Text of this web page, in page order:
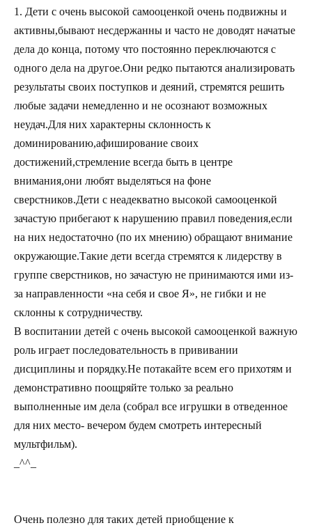
1. Дети с очень высокой самооценкой очень подвижны и
активны,бывают несдержанны и часто не доводят начатые
дела до конца, потому что постоянно переключаются с
одного дела на другое.Они редко пытаются анализировать
результаты своих поступков и деяний, стремятся решить
любые задачи немедленно и не осознают возможных
неудач.Для них характерны склонность к
доминированию,афиширование своих
достижений,стремление всегда быть в центре
внимания,они любят выделяться на фоне
сверстников.Дети с неадекватно высокой самооценкой
зачастую прибегают к нарушению правил поведения,если
на них недостаточно (по их мнению) обращают внимание
окружающие.Такие дети всегда стремятся к лидерству в
группе сверстников, но зачастую не принимаются ими из-
за направленности «на себя и свое Я», не гибки и не
склонны к сотрудничеству.
В воспитании детей с очень высокой самооценкой важную
роль играет последовательность в прививании
дисциплины и порядку.Не потакайте всем его прихотям и
демонстративно поощряйте только за реально
выполненные им дела (собрал все игрушки в отведенное
для них место- вечером будем смотреть интересный
мультфильм).
_^^_
Очень полезно для таких детей приобщение к